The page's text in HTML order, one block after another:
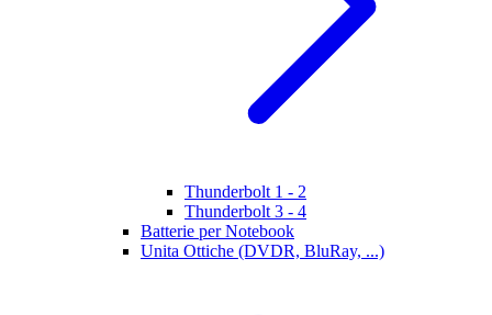
Thunderbolt 1 - 2
Thunderbolt 3 - 4
Batterie per Notebook
Unita Ottiche (DVDR, BluRay, ...)